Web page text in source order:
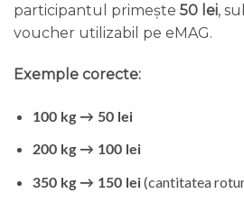
participantul primește 50 lei,
voucher utilizabil pe eMAG.
Exemple corecte:
100 kg → 50 lei
200 kg → 100 lei
350 kg → 150 lei(cantitatea